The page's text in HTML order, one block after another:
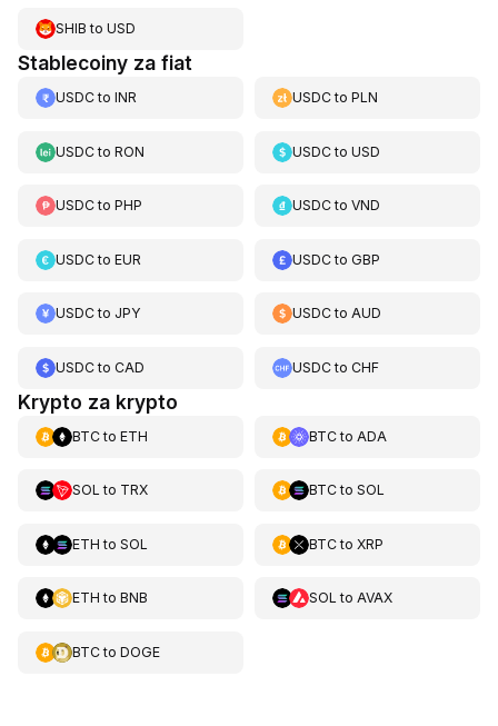
SHIB to USD
Stablecoiny za fiat
USDCto INR USDCtoPLN
USDCto RON USDCtoUSD
USDCto PHP USDCtoVND
USDCto EUR USDCtoGBP
USDCto JPY USDCtoAUD
USDCto CAD USDCtoCHF
Krypto za krypto
BTCto ETH BTCto ADA
SOL to TRX BTCto SOL
ETH to SOL BTCto XRP
ETH to BNB SOL to AVAX
BTCto DOGE